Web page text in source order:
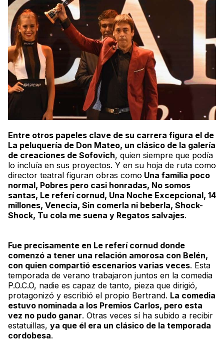
Entre otros papeles clave de su carrera figura el de
La peluquería de Don Mateo, un clásico de la galería
de creaciones de Sofovich, quien siempre que podía
lo incluía en sus proyectos. Y en su hoja de ruta como
director teatral figuran obras como Una familia poco
normal, Pobres pero casi honradas, No somos
santas, Le referí cornud, Una Noche Excepcional, 14
millones, Venecia, Sin comerla ni beberla, Shock-
Shock, Tu cola me suena y Regatos salvajes.
Fue precisamente en Le referí cornud donde
comenzó a tener una relación amorosa con Belén,
con quien compartió escenarios varias veces. Esta
temporada de verano trabajaron juntos en la comedia
P.O.C.O, nadie es capaz de tanto, pieza que dirigió,
protagonizó y escribió el propio Bertrand. La comedia
estuvo nominada a los Premios Carlos, pero esta
vez no pudo ganar. Otras veces sí ha subido a recibir
estatuillas, ya que él era un clásico de la temporada
cordobesa.